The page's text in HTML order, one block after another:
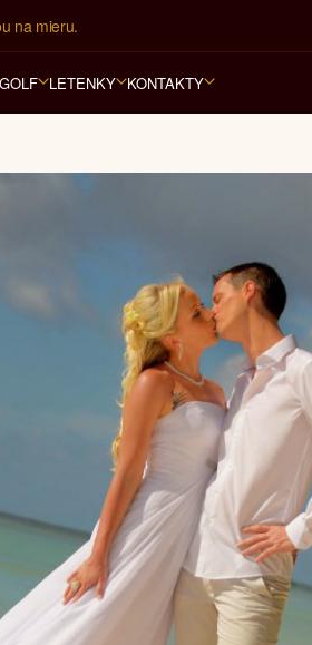
luxusnú dovolenku od 4.000 EUR.
GOLF LETENKY KONTAKTY